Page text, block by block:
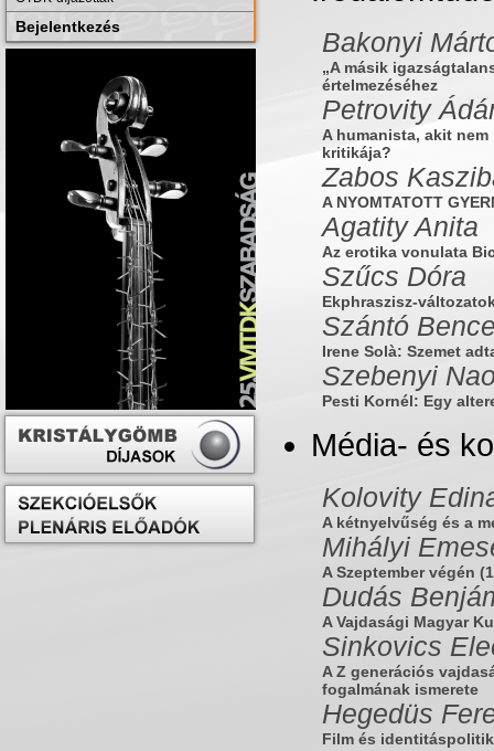
Bejelentkezés Bakonyi
„A másik
értelmezéséhez
Petrovity
A humanista, akit
kritikája?
Zabos
A NYOMTATOTT
Agatity Anita
Az erotika vonulata
Szűcs Dóra
Ekphraszisz-
Szántó
Irene Solà: Szemet
Szebenyi
Pesti Kornél: Egy
Média- és
Kolovity
A kétnyelvűség és a
Mihályi
A Szeptember végén
Dudás
A Vajdasági Magyar
Sinkovics
A Z generációs
fogalmának ismerete
Hegedüs
Film és